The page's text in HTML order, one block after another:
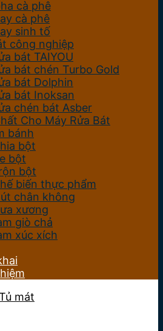
cà phê
cà phê
sinh tố
công nghiệp
bát TAIYOU
bát chén Turbo Gold
bát Dolphin
bát Inoksan
chén bát Asber
Cho Máy Rửa Bát
bánh
bột
bột
bột
biến thực phẩm
chân không
xương
giò chả
xúc xích
mát